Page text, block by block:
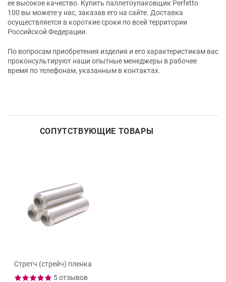
ее высокое качество. Купить паллетоупаковщик Perfetto
100 вы можете у нас, заказав его на сайте. Доставка
осуществляется в короткие сроки по всей территории
Российской Федерации.
По вопросам приобретения изделия и его характеристикам вас
проконсультируют наши опытные менеджеры в рабочее
время по телефонам, указанным в контактах.
СОПУТСТВУЮЩИЕ ТОВАРЫ
Стретч (стрейч) пленка
5 отзывов